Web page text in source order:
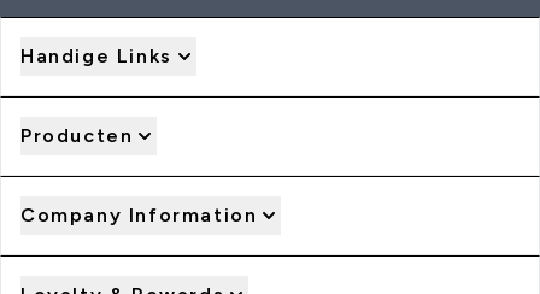
Handige Links
Producten
Company Information